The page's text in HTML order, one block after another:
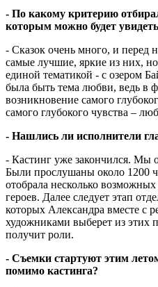
- По какому критерию
которым можно будет
- Сказок очень много, и перед
самые лучшие, яркие из них,
единой тематикой - с озером
была быть тема любви, ведь в
возникновение самого
самого глубокого чувства –
- Нашлись ли исполнители
- Кастинг уже закончился. Мы
Были прослушаны около 1200
отобрала несколько
героев. Далее следует этап
которых Александра вместе с
художниками выберет из этих
получит роли.
- Съемки стартуют этим
помимо кастинга?